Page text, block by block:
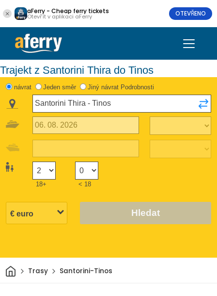
aFerry - Cheap ferry tickets
Otevřít v aplikaci aFerry OTEVŘENO
Trajekt z Santorini Thira do Tinos
návrat Jeden směr Jiný návrat Podrobnosti
18+ < 18
Hledat
Domov
Trasy Santorini-Tinos